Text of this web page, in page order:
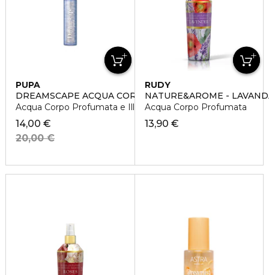
PUPA
DREAMSCAPE ACQUA CORPO
Acqua Corpo Profumata e Illuminante
14,00 €
20,00 €
RUDY
NATURE&AROME -
Acqua Corpo Profumata
13,90 €